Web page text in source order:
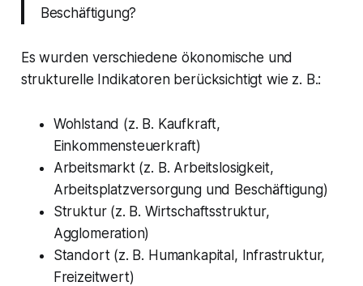
Beschäftigung?
Es wurden verschiedene ökonomische und
strukturelle Indikatoren berücksichtigt wie z. B.:
Wohlstand (z. B. Kaufkraft,
Einkommensteuerkraft)
Arbeitsmarkt (z. B. Arbeitslosigkeit,
Arbeitsplatzversorgung und Beschäftigung)
Struktur (z. B. Wirtschaftsstruktur,
Agglomeration)
Standort (z. B. Humankapital, Infrastruktur,
Freizeitwert)